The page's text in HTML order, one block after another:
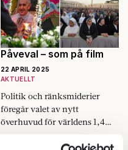
Påveval – som på film
22 APRIL 2025
AKTUELLT
Politik och ränksmiderier
föregår valet av nytt
överhuvud för världens 1,4